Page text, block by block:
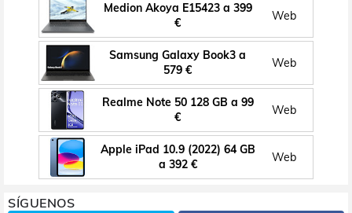
Medion Akoya E15423 a 399
€
Web
Samsung Galaxy Book3 a
579 €
Web
Realme Note 50 128 GB a 99
€
Web
Apple iPad 10.9 (2022) 64 GB
a 392 €
Web
SÍGUENOS